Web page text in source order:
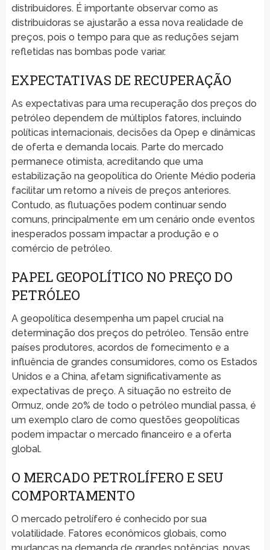
distribuidores. É importante observar como as
distribuidoras se ajustarão a essa nova realidade de
preços, pois o tempo para que as reduções sejam
refletidas nas bombas pode variar.
EXPECTATIVAS DE RECUPERAÇÃO
As expectativas para uma recuperação dos preços do
petróleo dependem de múltiplos fatores, incluindo
políticas internacionais, decisões da Opep e dinâmicas
de oferta e demanda locais. Parte do mercado
permanece otimista, acreditando que uma
estabilização na geopolítica do Oriente Médio poderia
facilitar um retorno a níveis de preços anteriores.
Contudo, as flutuações podem continuar sendo
comuns, principalmente em um cenário onde eventos
inesperados possam impactar a produção e o
comércio de petróleo.
PAPEL GEOPOLÍTICO NO PREÇO DO
PETRÓLEO
A geopolítica desempenha um papel crucial na
determinação dos preços do petróleo. Tensão entre
países produtores, acordos de fornecimento e a
influência de grandes consumidores, como os Estados
Unidos e a China, afetam significativamente as
expectativas de preço. A situação no estreito de
Ormuz, onde 20% de todo o petróleo mundial passa, é
um exemplo claro de como questões geopolíticas
podem impactar o mercado financeiro e a oferta
global.
O MERCADO PETROLÍFERO E SEU
COMPORTAMENTO
O mercado petrolífero é conhecido por sua
volatilidade. Fatores econômicos globais, como
mudanças na demanda de grandes potências, novas